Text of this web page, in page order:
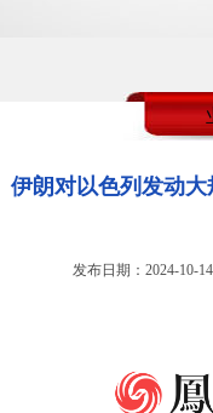
伊朗对以色列发动大
发布日期：2024-10-